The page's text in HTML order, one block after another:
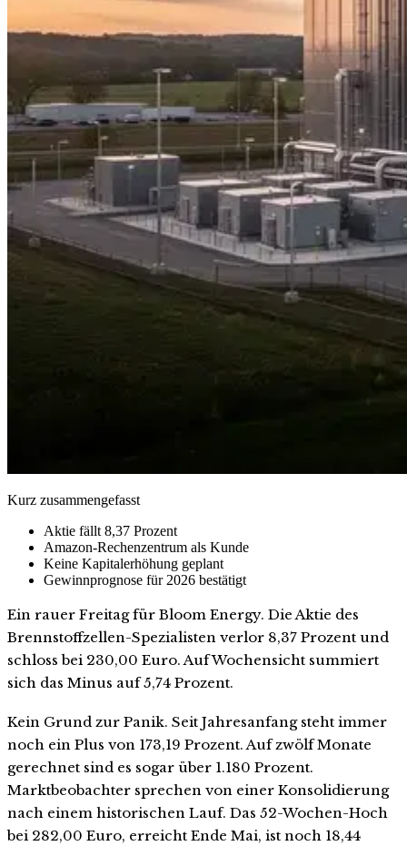
Kurz zusammengefasst
Aktie fällt 8,37 Prozent
Amazon-Rechenzentrum als Kunde
Keine Kapitalerhöhung geplant
Gewinnprognose für 2026 bestätigt
Ein rauer Freitag für Bloom Energy. Die Aktie des
Brennstoffzellen-Spezialisten verlor 8,37 Prozent und
schloss bei 230,00 Euro. Auf Wochensicht summiert
sich das Minus auf 5,74 Prozent.
Kein Grund zur Panik. Seit Jahresanfang steht immer
noch ein Plus von 173,19 Prozent. Auf zwölf Monate
gerechnet sind es sogar über 1.180 Prozent.
Marktbeobachter sprechen von einer Konsolidierung
nach einem historischen Lauf. Das 52-Wochen-Hoch
bei 282,00 Euro, erreicht Ende Mai, ist noch 18,44